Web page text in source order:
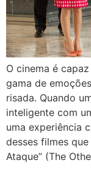
O cinema é
gama de
risada. Quando
inteligente com
uma experiência
desses filmes
Ataque” (The